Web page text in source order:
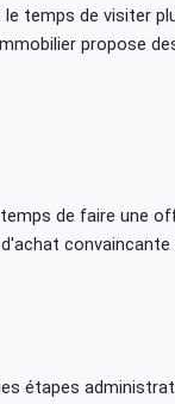
temps de visiter
propose
de faire une
étapes